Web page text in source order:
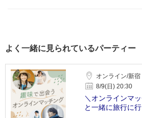
よく一緒に見られているパーティー
オンライン/新宿
8/9(日) 20:30
＼オンラインマ
と一緒に旅行に